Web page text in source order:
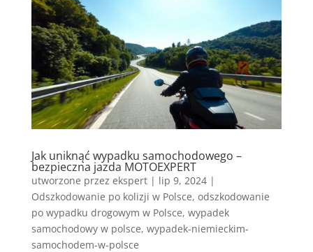
Jak uniknąć wypadku samochodowego –
bezpieczna jazda MOTOEXPERT
utworzone przez ekspert| lip 9, 2024|
Odszkodowanie po kolizji w Polsce, odszkodowanie
po wypadku drogowym w Polsce, wypadek
samochodowy w polsce, wypadek-niemieckim-
samochodem-w-polsce